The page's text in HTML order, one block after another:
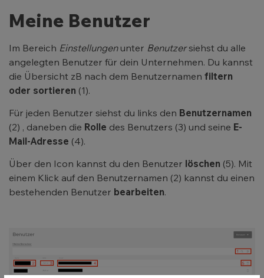
Meine Benutzer
Im Bereich Einstellungenunter Benutzersiehst du alle
angelegten Benutzer für dein Unternehmen. Du kannst
die Übersicht zB nach dem Benutzernamen filtern
oder sortieren (1).
Für jeden Benutzer siehst du links den Benutzernamen
(2) , daneben die Rolle des Benutzers (3) und seine E-
Mail-Adresse (4).
Über den Icon kannst du den Benutzer löschen (5). Mit
einem Klick auf den Benutzernamen (2) kannst du einen
bestehenden Benutzer bearbeiten.